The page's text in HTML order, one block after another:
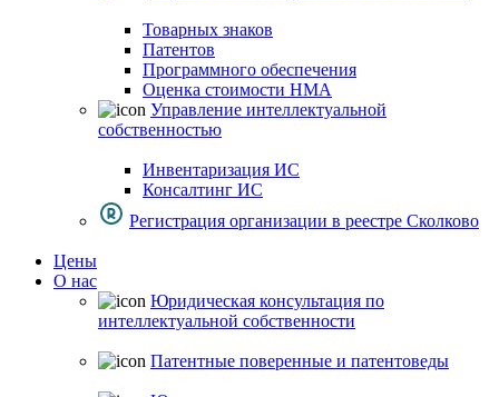
Товарных знаков
Патентов
Программного обеспечения
Оценка стоимости НМА
Управление интеллектуальной
собственностью
Инвентаризация ИС
Консалтинг ИС
Регистрация организации в реестре Сколково
Цены
О нас
Юридическая консультация по
интеллектуальной собственности
Патентные поверенные и патентоведы